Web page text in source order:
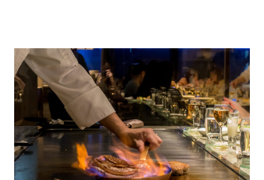
沉穩低調，小小的店面有一個開放式廚房與10個高腳椅的吧台座
位，由兩位1993年出生的韓籍主廚打理，將韓國傳統料理結合創
意與Fine dining的精緻擺盤，每季打造出一個Set的韓國特色菜
品，在以日本料理與鐵板燒為主的Omakase中作出別具一格的特
色。 選擇1993韓式無菜單料理作為尾牙一部分的原因是因為店
名，同樣出生在1993年的我們在韓國跟兩位主廚是不用講敬語的
「親辜」關係，因此「1993」這個店名在一瞬間吸引我的注意，
不假思索便轉發給M確認作為尾牙的餐廳。 【Info】 1993韓式無